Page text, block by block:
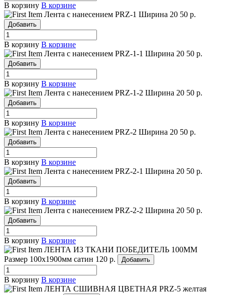
В корзину В корзине
Лента с нанесением PRZ-1 Ширина 20 50 р.
Добавить
В корзину В корзине
Лента с нанесением PRZ-1-1 Ширина 20 50 р.
Добавить
В корзину В корзине
Лента с нанесением PRZ-1-2 Ширина 20 50 р.
Добавить
В корзину В корзине
Лента с нанесением PRZ-2 Ширина 20 50 р.
Добавить
В корзину В корзине
Лента с нанесением PRZ-2-1 Ширина 20 50 р.
Добавить
В корзину В корзине
Лента с нанесением PRZ-2-2 Ширина 20 50 р.
Добавить
В корзину В корзине
ЛЕНТА ИЗ ТКАНИ ПОБЕДИТЕЛЬ 100ММ
Размер 100х1900мм сатин 120 р. Добавить
В корзину В корзине
ЛЕНТА СШИВНАЯ ЦВЕТНАЯ PRZ-5 желтая